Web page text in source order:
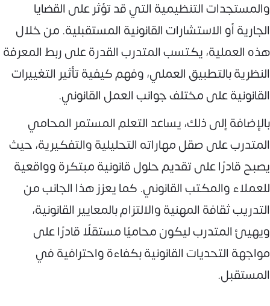
والمستجدات التنظيمية التي قد تؤثر على القضايا
الجارية أو الاستشارات القانونية المستقبلية. من خلال
هذه العملية، يكتسب المتدرب القدرة على ربط المعرفة
النظرية بالتطبيق العملي، وفهم كيفية تأثير التغييرات
القانونية على مختلف جوانب العمل القانوني.
بالإضافة إلى ذلك، يساعد التعلم المستمر المحامي
المتدرب على صقل مهاراته التحليلية والتفكيرية، حيث
يصبح قادرًا على تقديم حلول قانونية مبتكرة وواقعية
للعملاء والمكتب القانوني. كما يعزز هذا الجانب من
التدريب ثقافة المهنية والالتزام بالمعايير القانونية،
ويهيئ المتدرب ليكون محاميًا مستقلًا قادرًا على
مواجهة التحديات القانونية بكفاءة واحترافية في
المستقبل.